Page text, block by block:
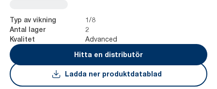
Typ av vikning 1/8
Antal lager 2
Kvalitet
Advanced
Hitta en distributör
Ladda ner produktdatablad